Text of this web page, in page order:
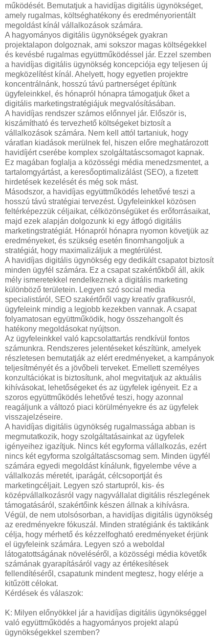
működését. Bemutatjuk a havidíjas digitális ügynökséget,
amely rugalmas, költséghatékony és eredményorientált
megoldást kínál vállalkozások számára.
A hagyományos digitális ügynökségek gyakran
projektalapon dolgoznak, ami sokszor magas költségekkel
és kevésbé rugalmas együttműködéssel jár. Ezzel szemben
a havidíjas digitális ügynökség koncepciója egy teljesen új
megközelítést kínál. Ahelyett, hogy egyetlen projektre
koncentrálnánk, hosszú távú partnerséget építünk
ügyfeleinkkel, és hónapról hónapra támogatjuk őket a
digitális marketingstratégiájuk megvalósításában.
A havidíjas rendszer számos előnnyel jár. Először is,
kiszámítható és tervezhető költségeket biztosít a
vállalkozások számára. Nem kell attól tartaniuk, hogy
váratlan kiadások merülnek fel, hiszen előre meghatározott
havidíjért cserébe komplex szolgáltatáscsomagot kapnak.
Ez magában foglalja a közösségi média menedzsmentet, a
tartalomgyártást, a keresőoptimalizálást (SEO), a fizetett
hirdetések kezelését és még sok mást.
Másodszor, a havidíjas együttműködés lehetővé teszi a
hosszú távú stratégiai tervezést. Ügyfeleinkkel közösen
feltérképezzük céljaikat, célközönségüket és erőforrásaikat,
majd ezek alapján dolgozunk ki egy átfogó digitális
marketingstratégiát. Hónapról hónapra nyomon követjük az
eredményeket, és szükség esetén finomhangoljuk a
stratégiát, hogy maximalizáljuk a megtérülést.
A havidíjas digitális ügynökség egy dedikált csapatot biztosít
minden ügyfél számára. Ez a csapat szakértőkből áll, akik
mély ismeretekkel rendelkeznek a digitális marketing
különböző területein. Legyen szó social media
specialistáról, SEO szakértőről vagy kreatív grafikusról,
ügyfeleink mindig a legjobb kezekben vannak. A csapat
folyamatosan együttműködik, hogy összehangolt és
hatékony megoldásokat nyújtson.
Az ügyfeleinkkel való kapcsolattartás rendkívül fontos
számunkra. Rendszeres jelentéseket készítünk, amelyek
részletesen bemutatják az elért eredményeket, a kampányok
teljesítményét és a jövőbeli terveket. Emellett személyes
konzultációkat is biztosítunk, ahol megvitatjuk az aktuális
kihívásokat, lehetőségeket és az ügyfelek igényeit. Ez a
szoros együttműködés lehetővé teszi, hogy azonnal
reagáljunk a változó piaci körülményekre és az ügyfelek
visszajelzéseire.
A havidíjas digitális ügynökség rugalmassága abban is
megmutatkozik, hogy szolgáltatásainkat az ügyfelek
igényeihez igazítjuk. Nincs két egyforma vállalkozás, ezért
nincs két egyforma szolgáltatáscsomag sem. Minden ügyfél
számára egyedi megoldást kínálunk, figyelembe véve a
vállalkozás méretét, iparágát, célcsoportját és
marketingcéljait. Legyen szó startupról, kis- és
középvállalkozásról vagy nagyvállalat digitális részlegének
támogatásáról, szakértőink készen állnak a kihívásra.
Végül, de nem utolsósorban, a havidíjas digitális ügynökség
az eredményekre fókuszál. Minden stratégiánk és taktikánk
célja, hogy mérhető és kézzelfogható eredményeket érjünk
el ügyfeleink számára. Legyen szó a weboldal
látogatottságának növeléséről, a közösségi média követők
számának gyarapításáról vagy az értékesítések
fellendítéséről, csapatunk mindent megtesz, hogy elérje a
kitűzött célokat.
Kérdések és válaszok:
K: Milyen előnyökkel jár a havidíjas digitális ügynökséggel
való együttműködés a hagyományos projekt alapú
ügynökségekkel szemben?